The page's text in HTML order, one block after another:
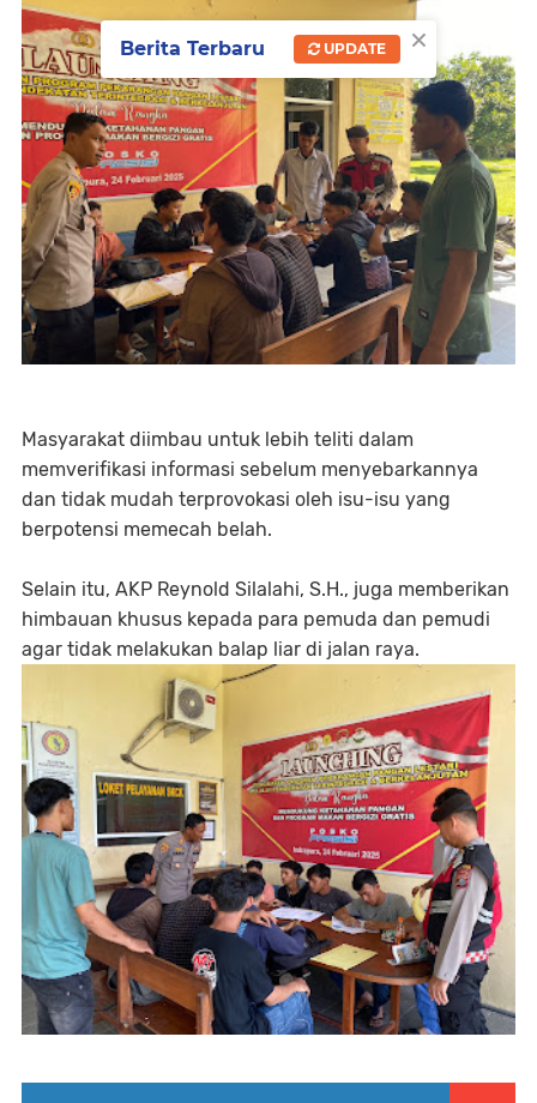
Masyarakat diimbau untuk lebih teliti dalam
memverifikasi informasi sebelum menyebarkannya
dan tidak mudah terprovokasi oleh isu-isu yang
berpotensi memecah belah.
Selain itu, AKP Reynold Silalahi, S.H., juga memberikan
himbauan khusus kepada para pemuda dan pemudi
agar tidak melakukan balap liar di jalan raya.
×
Berita Terbaru UPDATE